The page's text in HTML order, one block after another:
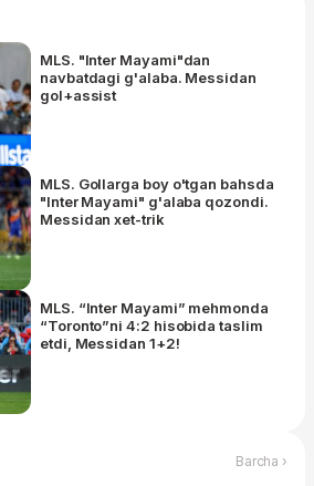
MLS. "Inter Mayami"dan
navbatdagi g'alaba. Messidan
gol+assist
MLS. Gollarga boy o'tgan bahsda
"Inter Mayami" g'alaba qozondi.
Messidan xet-trik
MLS. “Inter Mayami” mehmonda
“Toronto”ni 4:2 hisobida taslim
etdi, Messidan 1+2!
Barcha ›